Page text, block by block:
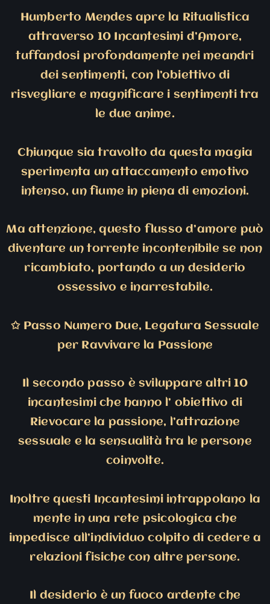
Humberto Mendes apre la Ritualistica
attraverso 10 Incantesimi d’Amore,
tuffandosi profondamente nei meandri
dei sentimenti, con l’obiettivo di
risvegliare e magnificare i sentimenti tra
le due anime.
Chiunque sia travolto da questa magia
sperimenta un attaccamento emotivo
intenso, un fiume in piena di emozioni.
Ma attenzione, questo flusso d’amore può
diventare un torrente incontenibile se non
ricambiato, portando a un desiderio
ossessivo e inarrestabile.
✩Passo Numero Due, Legatura Sessuale
per Ravvivare la Passione
Il secondo passo è sviluppare altri 10
incantesimi che hanno l’ obiettivo di
Rievocare la passione, l’attrazione
sessuale e la sensualità tra le persone
coinvolte.
Inoltre questi Incantesimi intrappolano la
mente in una rete psicologica che
impedisce all’individuo colpito di cedere a
relazioni fisiche con altre persone.
Il desiderio è un fuoco ardente che